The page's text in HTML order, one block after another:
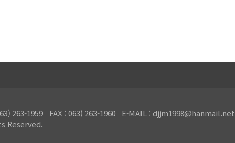
263-1959 FAX : 063) 263-1960 E-MAIL : djjm1998@hanmail.net
Reserved.